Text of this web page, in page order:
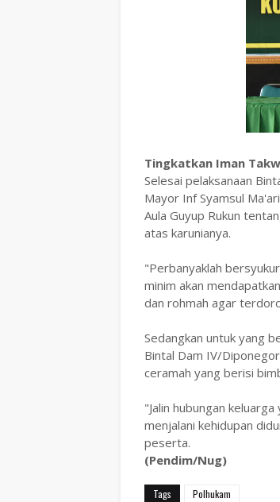
Tingkatkan Iman
Selesai pelaksanaan
Mayor Inf Syamsul
Aula Guyup Rukun
atas karunianya.
"Perbanyaklah
minim akan
dan rohmah agar
Sedangkan untuk yang
Bintal Dam IV/
ceramah yang berisi
"Jalin hubungan
menjalani kehidupan
peserta.
(Pendim/Nug)
Tags Polhukam